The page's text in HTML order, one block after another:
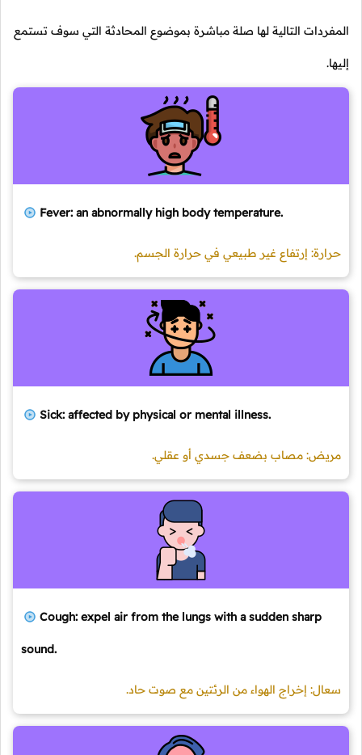
المفردات التالية لها صلة مباشرة بموضوع المحادثة التي سوف تستمع
إليها.
Fever: an abnormally high body temperature.
حرارة: إرتفاع غير طبيعي في حرارة الجسم.
Sick: affected by physical or mental illness.
مريض: مصاب بضعف جسدي أو عقلي.
Cough: expel air from the lungs with a sudden sharp
sound.
سعال: إخراج الهواء من الرئتين مع صوت حاد.